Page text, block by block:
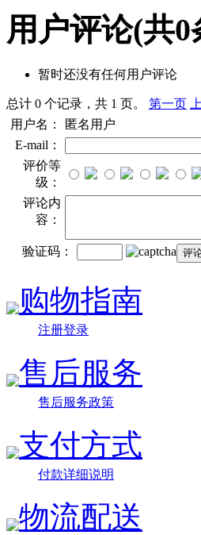
用户评论(共0
暂时还没有任何用户评论
总计 0 个记录，共 1 页。 第一页
用户名：
匿名用户
E-mail：
评价等
级：
评论内
容：
验证码：
购物指南
注册登录
售后服务
售后服务政策
支付方式
付款详细说明
物流配送